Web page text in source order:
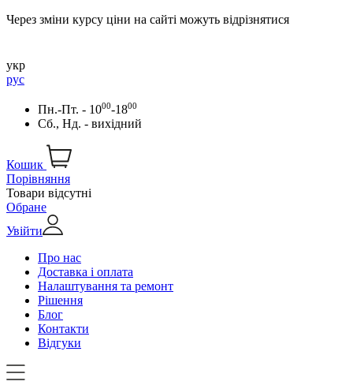
Через зміни курсу ціни на сайті можуть відрізнятися
укр
рус
Пн.-Пт. - 1000-1800
Сб., Нд. - вихідний
Кошик
Порівняння
Товари відсутні
Обране
Увійти
Про нас
Доставка і оплата
Налаштування та ремонт
Рішення
Блог
Контакти
Відгуки